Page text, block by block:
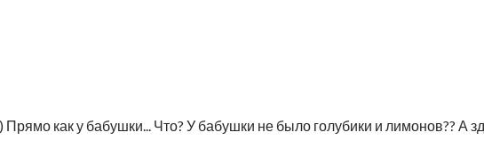
как у бабушки... Что? У бабушки не было голубики и лимонов?? А